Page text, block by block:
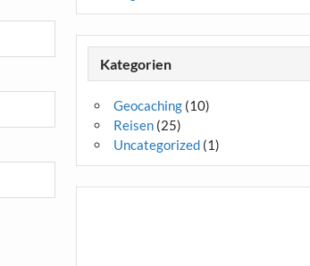
Kategorien
Geocaching (10)
Reisen (25)
Uncategorized (1)